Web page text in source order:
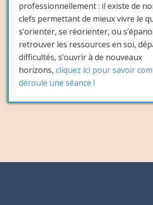
professionnellement : il existe de
clefs permettant de mieux vivre le
s’orienter, se réorienter, ou
retrouver les ressources en soi,
difficultés, s’ouvrir à de nouveaux
horizons, cliquez ici pour savoir
déroule une séance !